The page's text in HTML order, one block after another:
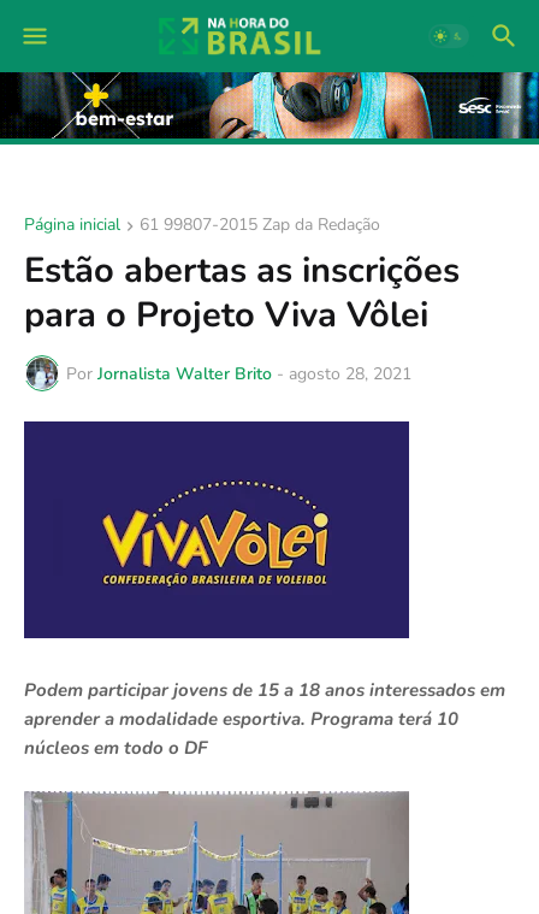
Página inicial 61 99807-2015 Zap da Redação
Estão abertas as inscrições
para o Projeto Viva Vôlei
Por Jornalista Walter Brito - agosto 28, 2021
Podem participar jovens de 15 a 18 anos interessados em
aprender a modalidade esportiva. Programa terá 10
núcleos em todo o DF